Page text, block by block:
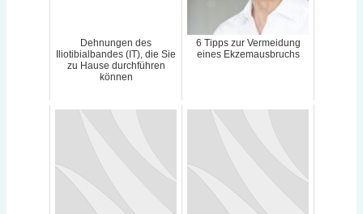
Dehnungen des
Iliotibialbandes (IT), die Sie
zu Hause durchführen
können
6 Tipps zur Vermeidung
eines Ekzemausbruchs